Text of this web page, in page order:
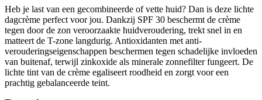
Heb je last van een gecombineerde of vette huid? Dan is deze lichte
dagcrème perfect voor jou. Dankzij SPF 30 beschermt de crème
tegen door de zon veroorzaakte huidveroudering, trekt snel in en
matteert de T-zone langdurig. Antioxidanten met anti-
verouderingseigenschappen beschermen tegen schadelijke invloeden
van buitenaf, terwijl zinkoxide als minerale zonnefilter fungeert. De
lichte tint van de crème egaliseert roodheid en zorgt voor een
prachtig gebalanceerde teint.